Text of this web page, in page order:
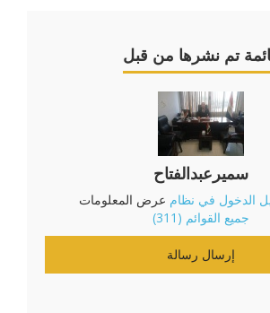
تم نشرها من قبل
سميرعبدالفتاح
الدخول في نظام عرض المعلومات
جميع القوائم (311)
إرسال رسالة